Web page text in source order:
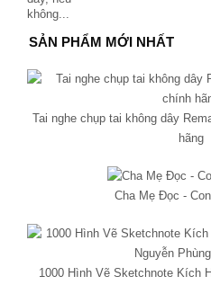
SẢN PHẨM MỚI NHẤT
Tai nghe chụp tai không dây
hãng
Cha Mẹ Đọc -
1000 Hình Vẽ Sketchnote Kích